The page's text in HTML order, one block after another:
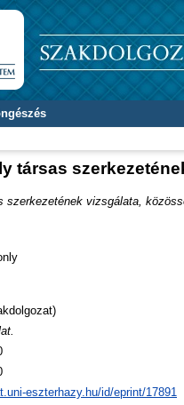
társas
szerkezetének vizsgálata,
eszterhazy.hu/id/eprint/17891